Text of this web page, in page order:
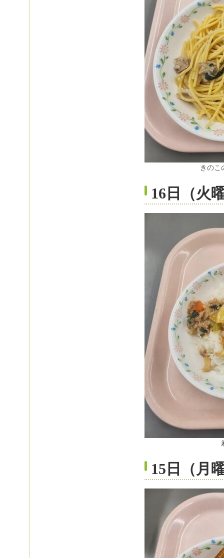
きの
16日（火
15日（月